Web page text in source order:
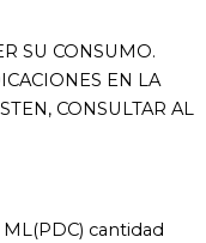
SU CONSUMO.
EN LA
CONSULTAR AL
cantidad